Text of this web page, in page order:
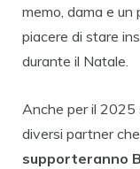
memo, dama e un
piacere di stare
durante il Natale.
Anche per il 2025
diversi partner
supporteranno